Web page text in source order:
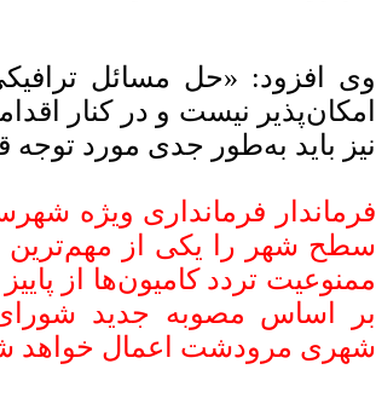
وی افزود: «حل مسائل
امکان‌پذیر نیست و در کنار
نیز باید به‌طور جدی مورد توجه
فرماندار فرمانداری ویژه
سطح شهر را یکی از
ممنوعیت تردد کامیون‌ها از
بر اساس مصوبه جدید شورای
شهری مرودشت اعمال خواهد